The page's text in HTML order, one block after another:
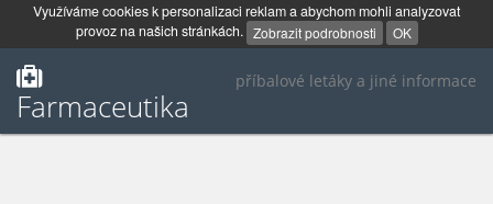
Využíváme cookies k personalizaci reklam a abychom mohli analyzovat
provoz na našich stránkách. Zobrazit podrobnosti OK
příbalové letáky a jiné informace
Farmaceutika